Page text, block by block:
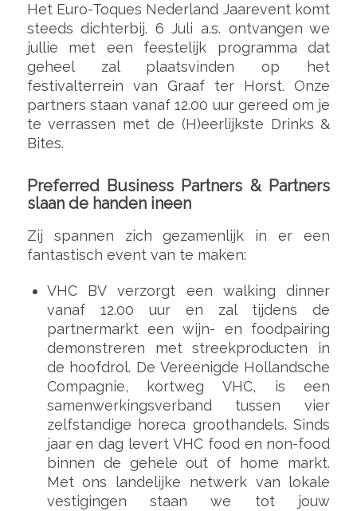
Het Euro-Toques Nederland Jaarevent komt
steeds dichterbij. 6 Juli a.s. ontvangen we
jullie met een feestelijk programma dat
geheel zal plaatsvinden op het
festivalterrein van Graaf ter Horst. Onze
partners staan vanaf 12.00 uur gereed om je
te verrassen met de (H)eerlijkste Drinks &
Bites.
Preferred Business Partners & Partners
slaan de handen ineen
Zij spannen zich gezamenlijk in er een
fantastisch event van te maken:
VHC BV verzorgt een walking dinner
vanaf 12.00 uur en zal tijdens de
partnermarkt een wijn- en foodpairing
demonstreren met streekproducten in
de hoofdrol. De Vereenigde Hollandsche
Compagnie, kortweg VHC, is een
samenwerkingsverband tussen vier
zelfstandige horeca groothandels. Sinds
jaar en dag levert VHC food en non-food
binnen de gehele out of home markt.
Met ons landelijke netwerk van lokale
vestigingen staan we tot jouw